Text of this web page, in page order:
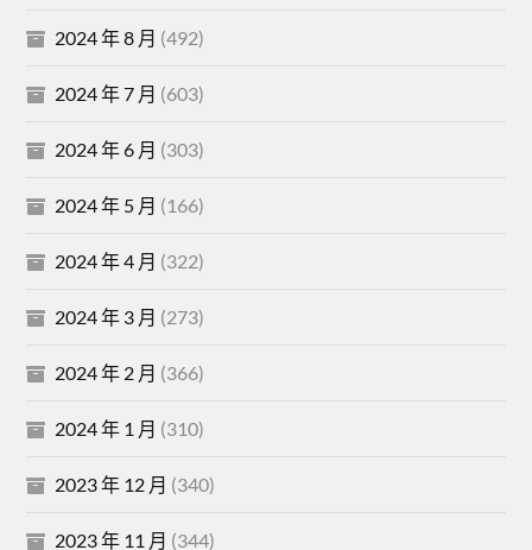
2024 年 8 月 (492)
2024 年 7 月 (603)
2024 年 6 月 (303)
2024 年 5 月 (166)
2024 年 4 月 (322)
2024 年 3 月 (273)
2024 年 2 月 (366)
2024 年 1 月 (310)
2023 年 12 月 (340)
2023 年 11 月 (344)